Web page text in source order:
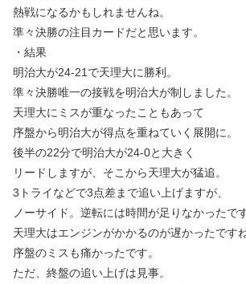
熱戦になるかもしれませんね。
準々決勝の注目カードだと思います。
・結果
明治大が24-21で天理大に勝利。
準々決勝唯一の接戦を明治大が制しました。
天理大にミスが重なったこともあって
序盤から明治大が得点を重ねていく展開に。
後半の22分で明治大が24-0と大きく
リードしますが、そこから天理大が猛追。
3トライなどで3点差まで追い上げますが、
ノーサイド。逆転には時間が足りなかったです
天理大はエンジンがかかるのが遅かったですね
序盤のミスも痛かったです。
ただ、終盤の追い上げは見事。